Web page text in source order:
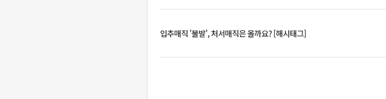
입추매직 '불발', 처서매직은 올까요? [해시태그]